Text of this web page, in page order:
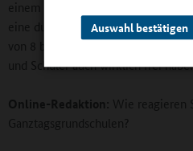
Auswahl bestätigen
einem Profil wie dem unseren
eine durchgehende
von 8 bis 16 Uhr wünschen. Und
und Schüler auch wirklich frei
Online-Redaktion: Wie reagieren
Ganztagsgrundschulen?